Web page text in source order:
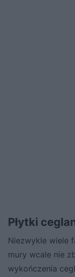
Płytki
Niezwykle wiele
mury wcale nie
wykończenia